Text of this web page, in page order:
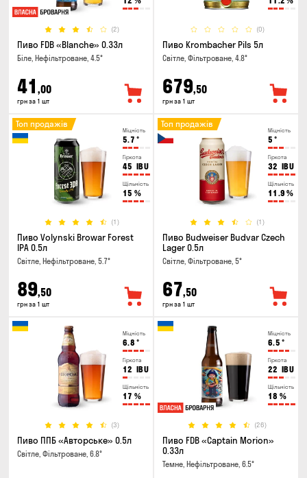
(2)
Пиво FDB «Blanche» 0.33л
Біле, Нефільтроване, 4.5°
41 ,00
грн за 1 шт
(0)
Пиво Krombacher Pils 5л
Світле, Фільтроване, 4.8°
679,50
грн за 1 шт
Міцність
5.7 °
Гіркота
45 IBU
Щільність
15 %
(1)
Топ продажів
Пиво Volynski Browar Forest
IPA 0.5л
Світле, Нефільтроване, 5.7°
89,50
грн за 1 шт
Міцність
5 °
Гіркота
32 IBU
Щільність
11.9 %
(1)
Топ продажів
Пиво Budweiser Budvar Czech
Lager 0.5л
Світле, Фільтроване, 5°
67,50
грн за 1 шт
Міцність
6.8 °
Гіркота
12 IBU
Щільність
17 %
(3)
Пиво ППБ «Авторське» 0.5л
Світле, Фільтроване, 6.8°
Міцність
6.5 °
Гіркота
22 IBU
Щільність
18 %
(26)
Пиво FDB «Captain Morion»
0.33л
Темне, Нефільтроване, 6.5°